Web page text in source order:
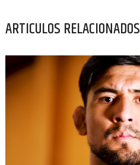
ARTICULOS RELACIONADOS